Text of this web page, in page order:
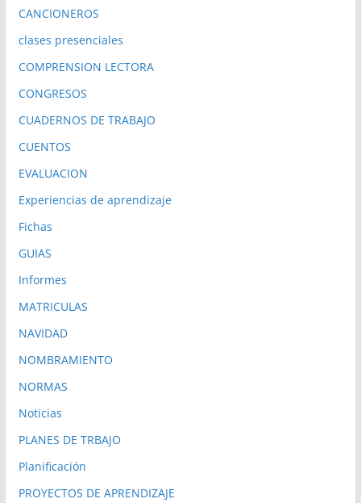
CANCIONEROS
clases presenciales
COMPRENSION LECTORA
CONGRESOS
CUADERNOS DE TRABAJO
CUENTOS
EVALUACION
Experiencias de aprendizaje
Fichas
GUIAS
Informes
MATRICULAS
NAVIDAD
NOMBRAMIENTO
NORMAS
Noticias
PLANES DE TRBAJO
Planificación
PROYECTOS DE APRENDIZAJE